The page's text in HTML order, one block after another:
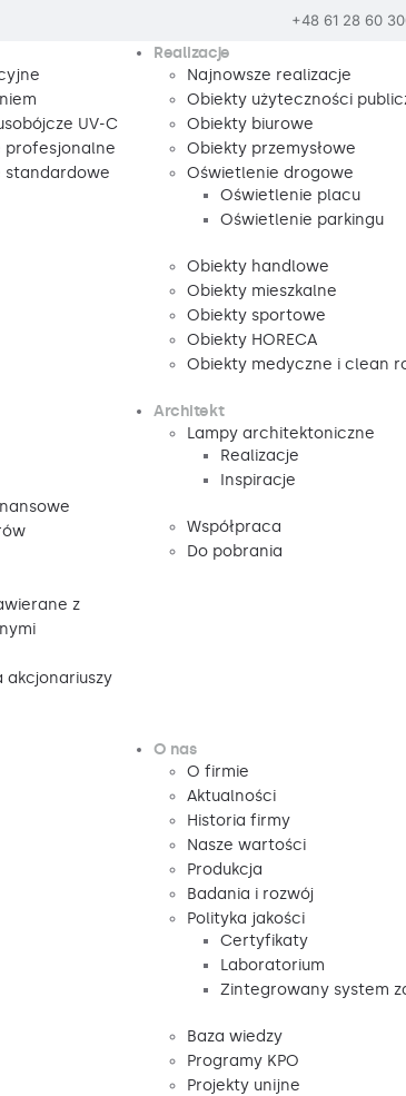
+48 61 28 60
UV-C
profesjonalne
standardowe
Realizacje
Najnowsze realizacje
Obiekty użyteczności
Obiekty biurowe
Obiekty przemysłowe
Oświetlenie drogowe
Oświetlenie placu
Oświetlenie parkingu
Obiekty handlowe
Obiekty mieszkalne
Obiekty sportowe
Obiekty HORECA
Obiekty medyczne i clean
z
akcjonariuszy
Architekt
Lampy architektoniczne
Realizacje
Inspiracje
Współpraca
Do pobrania
O nas
O firmie
Aktualności
Historia firmy
Nasze wartości
Produkcja
Badania i rozwój
Polityka jakości
Certyfikaty
Laboratorium
Zintegrowany system
Baza wiedzy
Programy KPO
Projekty unijne